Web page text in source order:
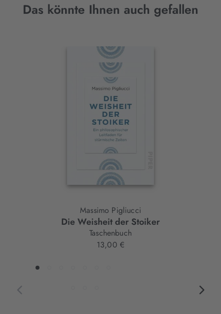
Das könnte Ihnen auch gefallen
Massimo Pigliucci
Die Weisheit der Stoiker
Taschenbuch
13,00 €